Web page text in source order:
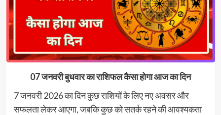
07 जनवरी बुधवार का राशिफल कैसा होगा आज का दिन
7 जनवरी 2026 का दिन कुछ राशियों के लिए नए अवसर और
सफलता लेकर आएगा, जबकि कुछ को सतर्क रहने की आवश्यकता